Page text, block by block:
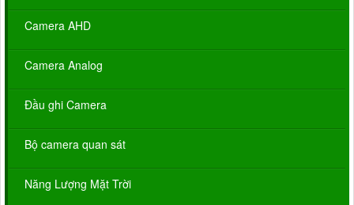
Camera AHD
Camera Analog
Đầu ghi Camera
Bộ camera quan sát
Năng Lượng Mặt Trời